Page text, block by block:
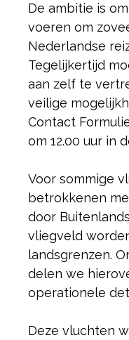
De ambitie is
voeren om
Nederlandse
Tegelijkertijd
aan zelf te
veilige
Contact
om 12.00 uur in
Voor sommige
betrokkenen
door
vliegveld
landsgrenzen.
delen we
operationele
Deze vluchten